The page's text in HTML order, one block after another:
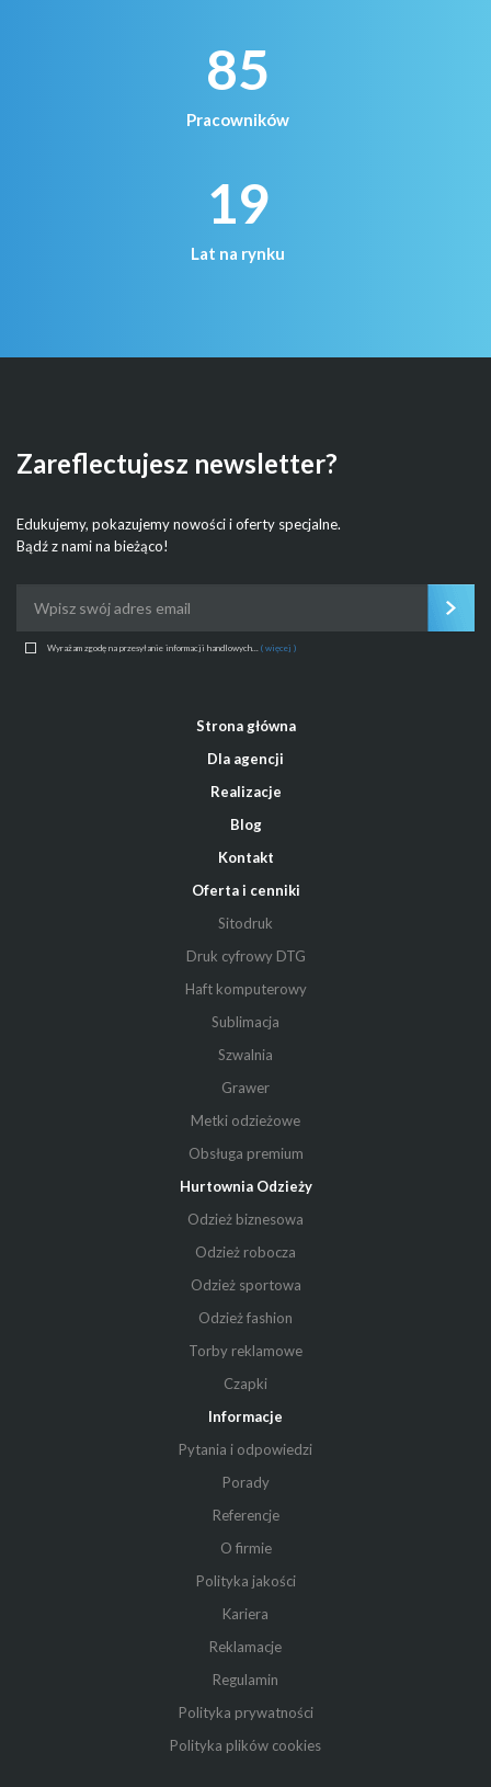
85
Pracowników
19
Lat na rynku
Zareflectujesz newsletter?
Edukujemy, pokazujemy nowości i oferty specjalne.
Bądź z nami na bieżąco!
Wyrażam zgodę na przesyłanie informacji handlowych... ( więcej )
Strona główna
Dla agencji
Realizacje
Blog
Kontakt
Oferta i cenniki
Sitodruk
Druk cyfrowy DTG
Haft komputerowy
Sublimacja
Szwalnia
Grawer
Metki odzieżowe
Obsługa premium
Hurtownia Odzieży
Odzież biznesowa
Odzież robocza
Odzież sportowa
Odzież fashion
Torby reklamowe
Czapki
Informacje
Pytania i odpowiedzi
Porady
Referencje
O firmie
Polityka jakości
Kariera
Reklamacje
Regulamin
Polityka prywatności
Polityka plików cookies